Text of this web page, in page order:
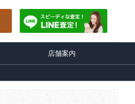
店舗案内